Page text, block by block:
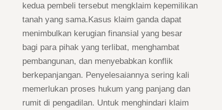
kedua pembeli tersebut mengklaim kepemilikan
tanah yang sama.Kasus klaim ganda dapat
menimbulkan kerugian finansial yang besar
bagi para pihak yang terlibat, menghambat
pembangunan, dan menyebabkan konflik
berkepanjangan. Penyelesaiannya sering kali
memerlukan proses hukum yang panjang dan
rumit di pengadilan. Untuk menghindari klaim